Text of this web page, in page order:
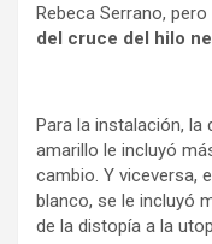
Rebeca Serrano,
del cruce del hilo
Para la instalación, la
amarillo le incluyó
cambio. Y viceversa,
blanco, se le incluyó
de la distopía a la